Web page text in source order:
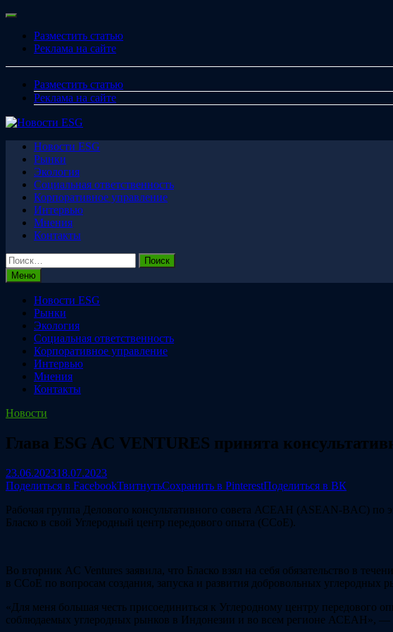
Перейти
содержимому
Меню
Разместить статью
Реклама на сайте
Разместить статью
Реклама на сайте
Новости ESG
Рынки
Экология
Социальная ответственность
Корпоративное управление
Интервью
Мнения
Контакты
Найти:
Меню
Новости ESG
Рынки
Экология
Социальная ответственность
Корпоративное управление
Интервью
Мнения
Контакты
Новости
Глава ESG AC VENTURES принята
23.06.202318.07.2023
Поделиться в FacebookТвитнутьСохранить в PinterestПоделиться в ВК
Рабочая группа Делового консультативного совета АСЕАН (ASEAN-BAC) по
Бласко в свой Углеродный центр передового опыта (CCoE).
Во вторник AC Ventures заявила, что Бласко взял на себя обязательство в
в CCoE по вопросам создания, запуска и развития добровольных углеродных
«Для меня большая честь присоединиться к Углеродному центру
соблюдаемых углеродных рынков в Индонезии и во всем регионе АСЕАН», —